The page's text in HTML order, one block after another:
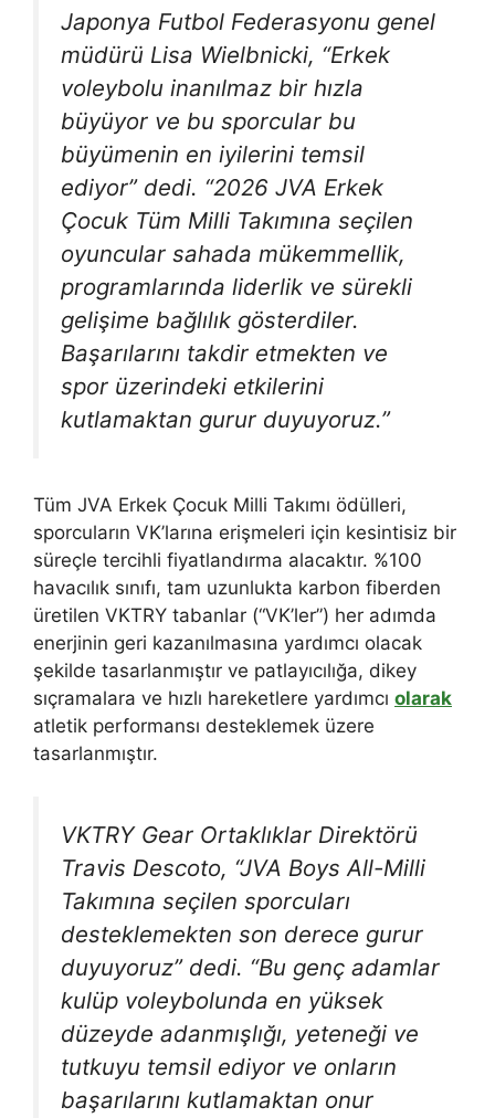
Japonya Futbol Federasyonu genel
müdürü Lisa Wielbnicki, “Erkek
voleybolu inanılmaz bir hızla
büyüyor ve bu sporcular bu
büyümenin en iyilerini temsil
ediyor” dedi. “2026 JVA Erkek
Çocuk Tüm Milli Takımına seçilen
oyuncular sahada mükemmellik,
programlarında liderlik ve sürekli
gelişime bağlılık gösterdiler.
Başarılarını takdir etmekten ve
spor üzerindeki etkilerini
kutlamaktan gurur duyuyoruz.”
Tüm JVA Erkek Çocuk Milli Takımı ödülleri,
sporcuların VK’larına erişmeleri için kesintisiz bir
süreçle tercihli fiyatlandırma alacaktır. %100
havacılık sınıfı, tam uzunlukta karbon fiberden
üretilen VKTRY tabanlar (“VK’ler”) her adımda
enerjinin geri kazanılmasına yardımcı olacak
şekilde tasarlanmıştır ve patlayıcılığa, dikey
sıçramalara ve hızlı hareketlere yardımcı olarak
atletik performansı desteklemek üzere
tasarlanmıştır.
VKTRY Gear Ortaklıklar Direktörü
Travis Descoto, “JVA Boys All-Milli
Takımına seçilen sporcuları
desteklemekten son derece gurur
duyuyoruz” dedi. “Bu genç adamlar
kulüp voleybolunda en yüksek
düzeyde adanmışlığı, yeteneği ve
tutkuyu temsil ediyor ve onların
başarılarını kutlamaktan onur